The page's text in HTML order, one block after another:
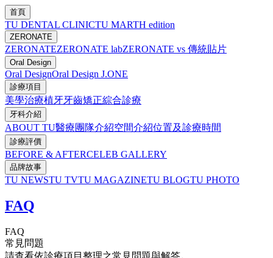
首頁
TU DENTAL CLINICTU MARTH edition
ZERONATE
ZERONATEZERONATE labZERONATE vs 傳統貼片
Oral Design
Oral DesignOral Design J.ONE
診療項目
美學治療植牙牙齒矯正綜合診療
牙科介紹
ABOUT TU醫療團隊介紹空間介紹位置及診療時間
診療評價
BEFORE & AFTERCELEB GALLERY
品牌故事
TU NEWSTU TVTU MAGAZINETU BLOGTU PHOTO
FAQ
FAQ
常見問題
請查看依診療項目整理之常見問題與解答。